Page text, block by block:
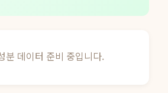
분 데이터 준비 중입니다.